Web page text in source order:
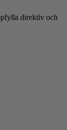
direktiv och